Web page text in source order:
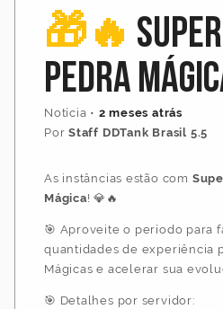
🎁🔥
Pedra
Notícia • 2 meses atrás
PorStaff DDTank Brasil 5.5
As instâncias estão com
Mágica! 💎🔥
🎯 Aproveite o período para
quantidades de experiência
Mágicas e acelerar sua
🎯 Detalhes por servidor: